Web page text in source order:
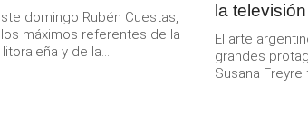
domingo Rubén Cuestas,
máximos referentes de la
y de la...
la
El arte
grandes
Susana